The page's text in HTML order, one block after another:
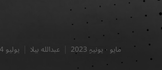
مايو - يونيو 2023 عبدالله بيلا يوليو 24, 2023